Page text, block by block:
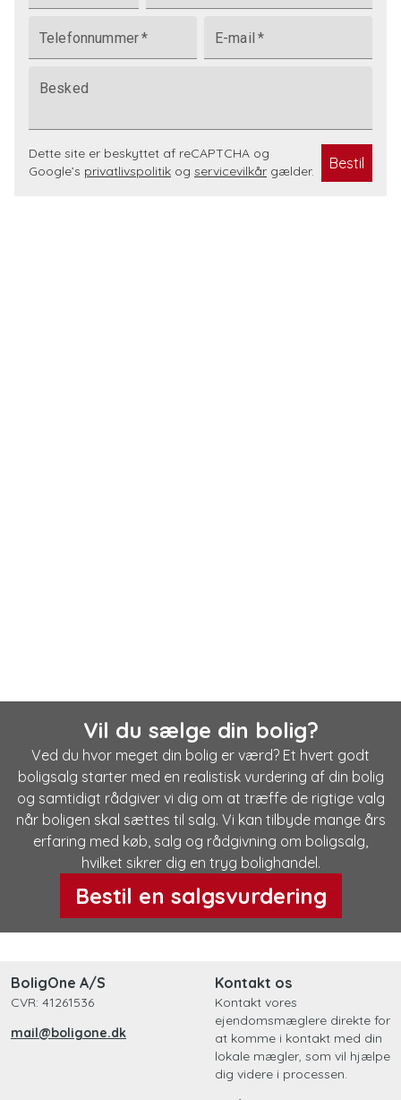
Telefonnummer* E-mail *
Besked
Dette site er beskyttet af reCAPTCHA og
Google’s privatlivspolitik og servicevilkår gælder. Bestil
Vil du sælge din bolig?
Ved du hvor meget din bolig er værd? Et hvert godt
boligsalg starter med en realistisk vurdering af din bolig
og samtidigt rådgiver vi dig om at træffe de rigtige valg
når boligen skal sættes til salg. Vi kan tilbyde mange års
erfaring med køb, salg og rådgivning om boligsalg,
hvilket sikrer dig en tryg bolighandel.
Bestil en salgsvurdering
BoligOne A/S
CVR: 41261536
mail@boligone.dk
Kontakt os
Kontakt vores
ejendomsmæglere direkte for
at komme i kontakt med din
lokale mægler, som vil hjælpe
dig videre i processen.